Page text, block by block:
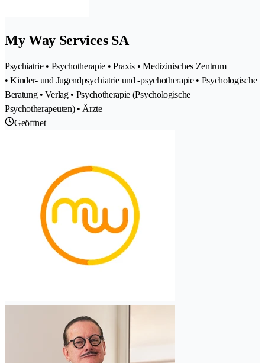
My Way Services SA
Psychiatrie • Psychotherapie • Praxis • Medizinisches Zentrum
• Kinder- und Jugendpsychiatrie und -psychotherapie • Psychologische
Beratung • Verlag • Psychotherapie (Psychologische
Psychotherapeuten) • Ärzte
Geöffnet